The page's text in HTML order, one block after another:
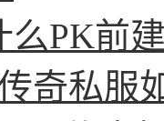
么PK前
奇私服